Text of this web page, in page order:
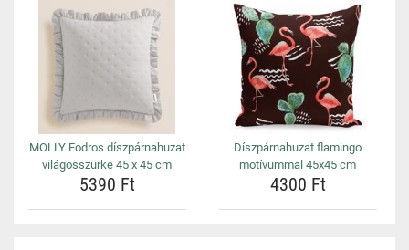
MOLLY Fodros díszpárnahuzat
világosszürke 45 x 45 cm
5390 Ft
Díszpárnahuzat flamingo
motívummal 45x45 cm
4300 Ft